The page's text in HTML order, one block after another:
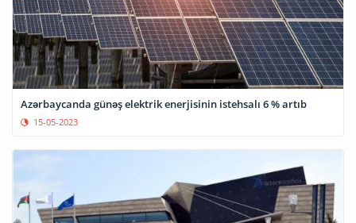
Azərbaycanda günəş elektrik enerjisinin istehsalı 6 % artıb
15-05-2023